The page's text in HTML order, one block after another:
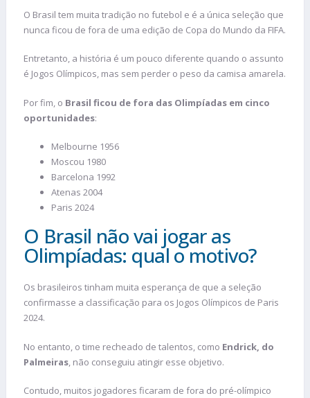
O Brasil tem muita tradição no futebol e é a única seleção que
nunca ficou de fora de uma edição de Copa do Mundo da FIFA.
Entretanto, a história é um pouco diferente quando o assunto
é Jogos Olímpicos, mas sem perder o peso da camisa amarela.
Por fim, o Brasil ficou de fora das Olimpíadas em cinco
oportunidades:
Melbourne 1956
Moscou 1980
Barcelona 1992
Atenas 2004
Paris 2024
O Brasil não vai jogar as
Olimpíadas: qual o motivo?
Os brasileiros tinham muita esperança de que a seleção
confirmasse a classificação para os Jogos Olímpicos de Paris
2024.
No entanto, o time recheado de talentos, como Endrick, do
Palmeiras, não conseguiu atingir esse objetivo.
Contudo, muitos jogadores ficaram de fora do pré-olímpico